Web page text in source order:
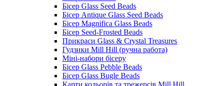
Бісер Glass Seed Beads
Бісер Antique Glass Seed Beads
Бісер Magnifica Glass Beads
Бісер Seed-Frosted Beads
Прикраси Glass & Crystal Treasures
Гудзики Mill Hill (ручна работа)
Міні-набори бісеру
Бісер Glass Pebble Beads
Бісер Glass Bugle Beads
Карти кольорів та трежерсів Mill Hill